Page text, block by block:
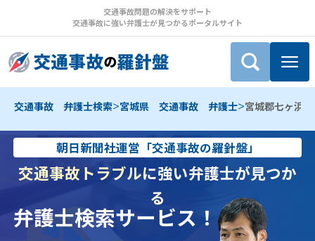
交通事故問題の解決をサポート
交通事故に強い弁護士が見つかるポータルサイト
交通事故 弁護士検索>宮城県 交通事故 弁護士>宮城郡七ヶ浜
朝日新聞社運営「交通事故の羅針盤」
交通事故トラブルに強い弁護士が見つか
る
弁護士検索サービス！